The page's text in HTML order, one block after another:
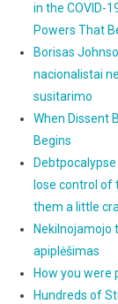
in the COVID-
Powers That
Borisas
nacionalistai
susitarimo
When Dissent
Begins
lose control of
them a little
Nekilnojamojo
apiplėšimas
How you were
Hundreds of